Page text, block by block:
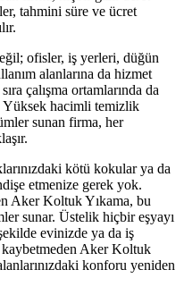
tahmini süre ve ücret
ofisler, iş yerleri, düğün
alanlarına da hizmet
çalışma ortamlarında da
Yüksek hacimli temizlik
sunan firma, her
kötü kokular ya da
etmenize gerek yok.
Aker Koltuk Yıkama, bu
sunar. Üstelik hiçbir eşyayı
evinizde ya da iş
Aker Koltuk
konforu yeniden